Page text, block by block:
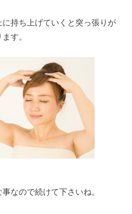
持ち上げていくと突っ張りが
す。
なので続けて下さいね。